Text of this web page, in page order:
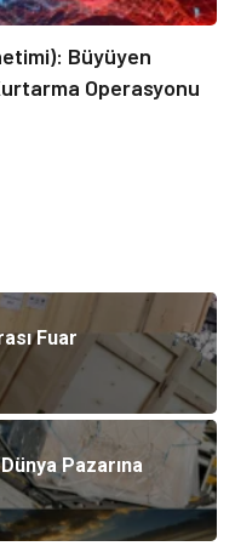
Büyüyen
Operasyonu
Fuar
Pazarına